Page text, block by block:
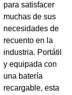
para satisfacer
muchas de sus
necesidades de
recuento en la
industria. Portátil
y equipada con
una batería
recargable, esta